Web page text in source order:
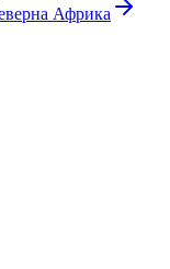
Африка